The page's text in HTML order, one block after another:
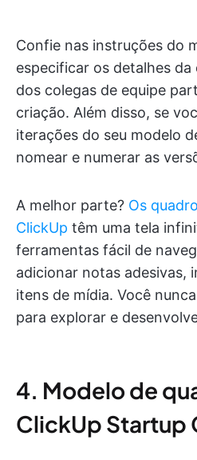
Confie nas instruções do
especificar os detalhes da
dos colegas de equipe
criação. Além disso, se
iterações do seu modelo
nomear e numerar as
A melhor parte? Os
ClickUp têm uma tela
ferramentas fácil de
adicionar notas adesivas,
itens de mídia. Você
para explorar e
4. Modelo de
ClickUp Startup